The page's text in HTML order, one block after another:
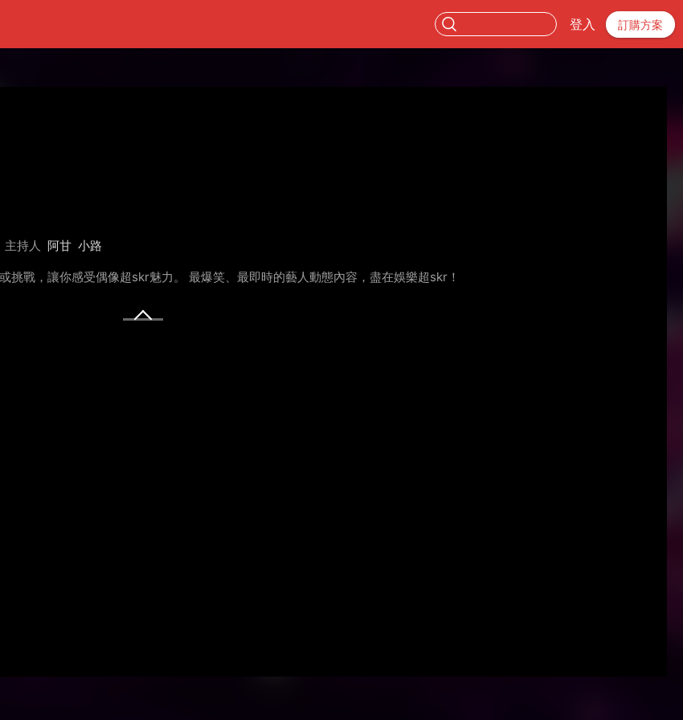
登入 訂購方案
主持人 阿甘 小路
戰，讓你感受偶像超skr魅力。 最爆笑、最即時的藝人動態內容，盡在娛樂超skr！